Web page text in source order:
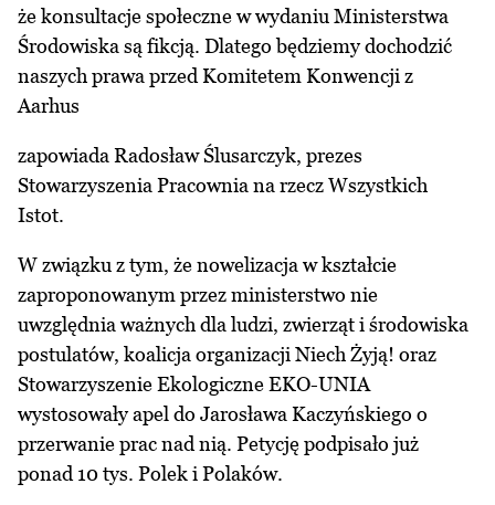
że konsultacje społeczne w wydaniu Ministerstwa
Środowiska są fikcją. Dlatego będziemy dochodzić
naszych prawa przed Komitetem Konwencji z
Aarhus
zapowiada Radosław Ślusarczyk, prezes
Stowarzyszenia Pracownia na rzecz Wszystkich
Istot.
W związku z tym, że nowelizacja w kształcie
zaproponowanym przez ministerstwo nie
uwzględnia ważnych dla ludzi, zwierząt i środowiska
postulatów, koalicja organizacji Niech Żyją! oraz
Stowarzyszenie Ekologiczne EKO-UNIA
wystosowałyapel do Jarosława Kaczyńskiego o
przerwanie prac nad nią. Petycję podpisało już
ponad 10 tys. Polek i Polaków.